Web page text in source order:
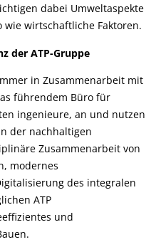
dabei Umweltaspekte
wie wirtschaftliche Faktoren.
der ATP-Gruppe
in Zusammenarbeit mit
führendem Büro für
ingenieure, an und nutzen
der nachhaltigen
Zusammenarbeit von
modernes
des integralen
ATP
und